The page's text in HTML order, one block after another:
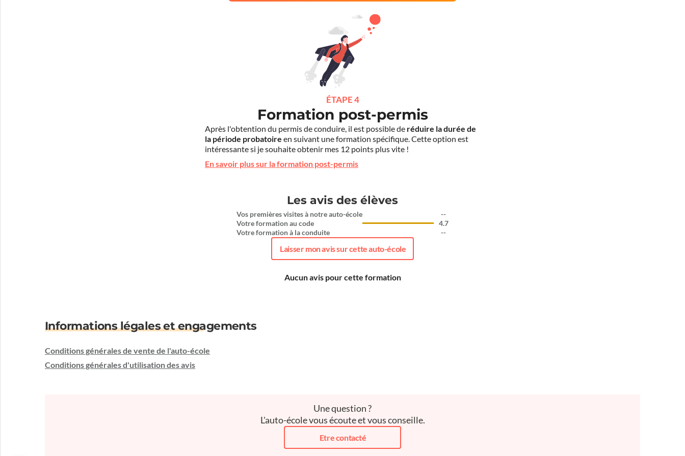
ÉTAPE 4
Formation post-permis
Après l'obtention du permis de conduire, il est possible de réduire la durée de
la période probatoire en suivant une formation spécifique. Cette option est
intéressante si je souhaite obtenir mes 12 points plus vite !
En savoir plus sur la formation post-permis
Les avis des élèves
Vos premières visites à notre auto-école
Votre formation au code
Votre formation à la conduite
--
4.7
--
Laisser mon avis sur cette auto-école
Aucun avis pour cette formation
Informations légales et engagements
Conditions générales de vente de l'auto-école
Conditions générales d'utilisation des avis
Une question ?
L'auto-école vous écoute et vous conseille.
Etre contacté